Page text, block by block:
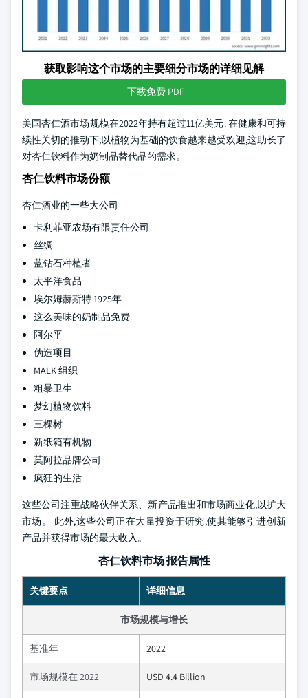
获取影响这个市场的主要细分市场的详细见解
下载免费 PDF
美国杏仁酒市场规模在2022年持有超过11亿美元. 在健康和可持
续性关切的推动下,以植物为基础的饮食越来越受欢迎,这助长了
对杏仁饮料作为奶制品替代品的需求。
杏仁饮料市场份额
杏仁酒业的一些大公司
卡利菲亚农场有限责任公司
丝绸
蓝钻石种植者
太平洋食品
埃尔姆赫斯特 1925年
这么美味的奶制品免费
阿尔平
伪造项目
MALK 组织
粗暴卫生
梦幻植物饮料
三棵树
新纸箱有机物
莫阿拉品牌公司
疯狂的生活
这些公司注重战略伙伴关系、新产品推出和市场商业化,以扩大
市场。 此外,这些公司正在大量投资于研究,使其能够引进创新
产品并获得市场的最大收入。
杏仁饮料市场 报告属性
关键要点 详细信息
市场规模与增长
基准年 2022
市场规模在 2022 USD 4.4 Billion